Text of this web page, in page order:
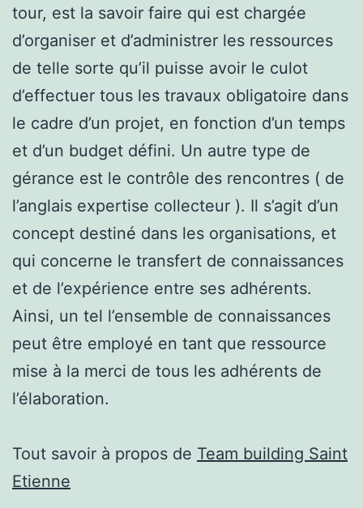
tour, est la savoir faire qui est chargée
d’organiser et d’administrer les ressources
de telle sorte qu’il puisse avoir le culot
d’effectuer tous les travaux obligatoire dans
le cadre d’un projet, en fonction d’un temps
et d’un budget défini. Un autre type de
gérance est le contrôle des rencontres ( de
l’anglais expertise collecteur ). Il s’agit d’un
concept destiné dans les organisations, et
qui concerne le transfert de connaissances
et de l’expérience entre ses adhérents.
Ainsi, un tel l’ensemble de connaissances
peut être employé en tant que ressource
mise à la merci de tous les adhérents de
l’élaboration.
Tout savoir à propos de Team building Saint
Etienne